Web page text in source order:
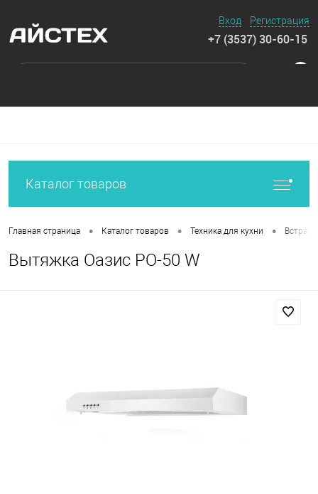
Вход Регистрация
+7 (3537) 30-60-15
Каталог товаров
Главная страница • Каталог товаров • Техника для кухни •
Вытяжка Оазис PO-50 W